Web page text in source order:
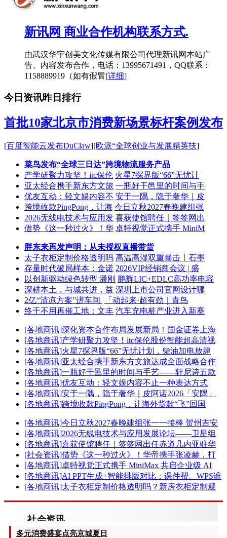
新讯网 商业合作机构联系方式.
由武汉华宇创美文化传媒有限公司代理新讯网本站广
告、内容发布合作，电话：13995671491，QQ联系：
1158889919（如有假冒[详细]
今日资讯昨日排行
首批10家北京市消费新场景标杆案例发布
[百度智能云发布DuClaw][欧派“全球创业与发展精英扶]
菜鸟发布“全球三日达”跨境物流服务产品
产学研聚力攻坚！itc保伦 火星7探界版“66”无忧计
亚太经合携手新东方文旅 一瓶好干邑里的时间与手
优友互动：轻文娱内容不 安于一隅，隐于奢华｜皮
跨境收款PingPong，让海 今日立秋2027春晚建组张
2026无线电技术与应用发 喜获使馆聘任｜签签网出
借势《这一秒过火》！华 卓特视觉正式携手 MiniM
胖东来再发声明：从未授权直播带货
太子衣柜定制价格透明吗 高温高湿双重暴击丨石墨
存量时代破局样本：金诺 2026VIP经销商会议 | 盛
以创新驱动绿色转型 潘刚 鹏辉LIC+EDLC高功率电容
深耕本土，与城共进，益 深圳上市公司官网设计哪
2亿“清凉方案”进车间
「动起来·超有劲｜青鸟
终于不用再催工地：文丰 汽车充电桩产业进入新赛
[各地商讯]深化资本合作布局发展新局！国金证券上海
[各地商讯]产学研聚力攻坚！itc保伦股份智能超高清视
[各地商讯]火星7探界版“66”无忧计划，柴油加电放肆
[各地商讯]亚太经合携手新东方文旅达成全面战略合作
[各地商讯]一瓶好干邑里的时间与手艺——轩尼诗五款
[各地商讯]优友互动：轻文娱内容不止一种表达方式
[各地商讯]安于一隅，隐于奢华｜皮阿诺2026「安隅」
[各地商讯]跨境收款PingPong，让海外货款“飞”回国
[各地商讯]今日立秋2027春晚建组张一一接棒 贺州吉安
[各地商讯]2026无线电技术与应用发展论坛——卫星组
[各地商讯]喜获使馆聘任｜签签网出任赤道几内亚驻华
[社会资讯]借势《这一秒过火》！华帝携手张凌赫，打
[各地商讯]卓特视觉正式携手 MiniMax 共启企业级 AI
[各地商讯]AI PPT生成+智能排版对比：课件帮、WPS谁
[各地商讯]太子衣柜定制价格透明吗？新房衣柜定制避
社会资讯
多元消费盛宴点亮京城夏日